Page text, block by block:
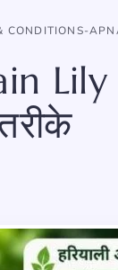
CONDITIONS-
Lily